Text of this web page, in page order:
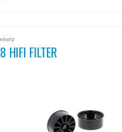
HIFI FILTER